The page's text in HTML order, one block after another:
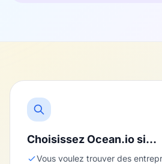
Choisissez Ocean.io si…
Vous voulez trouver des